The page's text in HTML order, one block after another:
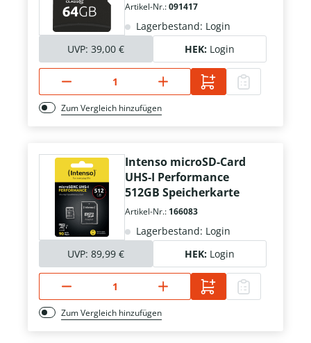
Artikel-Nr.:091417
Lagerbestand: Login
UVP: 39,00 € HEK: Login
Zum Vergleich hinzufügen
Intenso microSD-Card
UHS-I Performance
512GB Speicherkarte
Artikel-Nr.: 166083
Lagerbestand: Login
UVP: 89,99 € HEK: Login
Zum Vergleich hinzufügen